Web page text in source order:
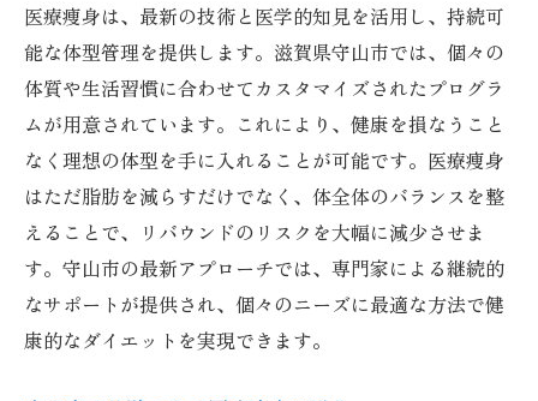
医療痩身は、最新の技術と医学的知見を活用し、持続可
能な体型管理を提供します。滋賀県守山市では、個々の
体質や生活習慣に合わせてカスタマイズされたプログラ
ムが用意されています。これにより、健康を損なうこと
なく理想の体型を手に入れることが可能です。医療痩身
はただ脂肪を減らすだけでなく、体全体のバランスを整
えることで、リバウンドのリスクを大幅に減少させま
す。守山市の最新アプローチでは、専門家による継続的
なサポートが提供され、個々のニーズに最適な方法で健
康的なダイエットを実現できます。